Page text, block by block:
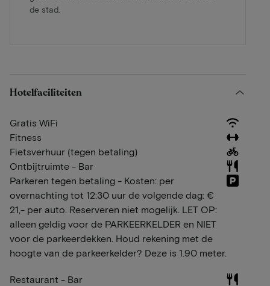
de stad.
Hotelfaciliteiten
Gratis WiFi
Fitness
Fietsverhuur (tegen betaling)
Ontbijtruimte - Bar
Parkeren tegen betaling - Kosten: per
overnachting tot 12:30 uur de volgende dag: €
21,- per auto. Reserveren niet mogelijk. LET OP:
alleen geldig voor de PARKEERKELDER en NIET
voor de parkeerdekken. Houd rekening met de
hoogte van de parkeerkelder? Deze is 1.90 meter.
Restaurant - Bar